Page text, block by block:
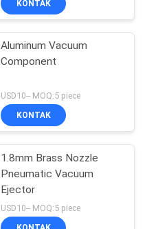
KONTAK
Aluminum Vacuum
Component
USD10-- MOQ:5 piece
KONTAK
1.8mm Brass Nozzle
Pneumatic Vacuum
Ejector
USD10-- MOQ:5 piece